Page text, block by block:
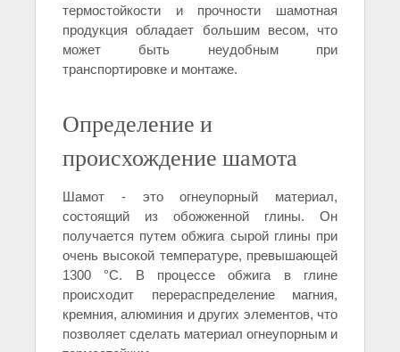
термостойкости и прочности шамотная
продукция обладает большим весом, что
может быть неудобным при
транспортировке и монтаже.
Определение и
происхождение шамота
Шамот - это огнеупорный материал,
состоящий из обожженной глины. Он
получается путем обжига сырой глины при
очень высокой температуре, превышающей
1300 °С. В процессе обжига в глине
происходит перераспределение магния,
кремния, алюминия и других элементов, что
позволяет сделать материал огнеупорным и